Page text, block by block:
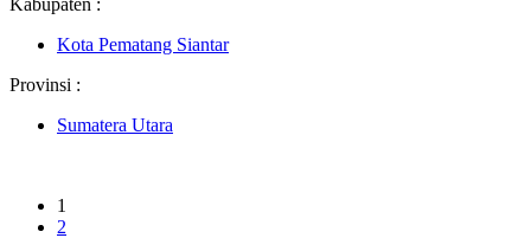
Kota Pematang Siantar
Provinsi :
Sumatera Utara
1
2